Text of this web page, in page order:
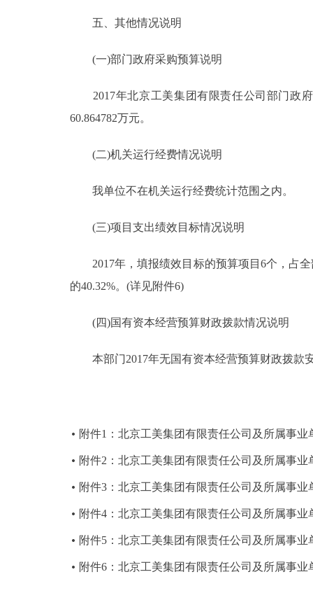
五、其他情况说明
(一)部门政府采购预算说明
2017年北京工美集团有限责任公司部门政府
60.864782万元。
(二)机关运行经费情况说明
我单位不在机关运行经费统计范围之内。
(三)项目支出绩效目标情况说明
2017年，填报绩效目标的预算项目6个，占全
的40.32%。(详见附件6)
(四)国有资本经营预算财政拨款情况说明
本部门2017年无国有资本经营预算财政拨款
附件1：北京工美集团有限责任公司及所属事业
附件2：北京工美集团有限责任公司及所属事
附件3：北京工美集团有限责任公司及所属事
附件4：北京工美集团有限责任公司及所属事业
附件5：北京工美集团有限责任公司及所属事业
附件6：北京工美集团有限责任公司及所属事